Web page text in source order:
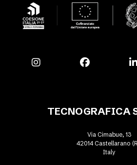
TECNOGRAFICA
Via Cimabue, 13
42014 Castellarano
Italy